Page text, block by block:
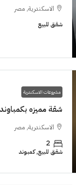
الاسكندرية, مصر
شقق للبيع
مشروعات الاسكندرية
شقة مميزه بكمباوند 129m Grand View smouha
الاسكندرية, مصر
2
شقق للبيع, كمبوند
سنوات